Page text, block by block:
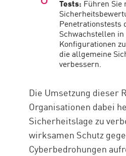
Tests: Führen Sie
Penetrationstests
Schwachstellen
Konfigurationen
die allgemeine
verbessern.
Die Umsetzung dieser
Organisationen dabei
Sicherheitslage zu
wirksamen Schutz
Cyberbedrohungen